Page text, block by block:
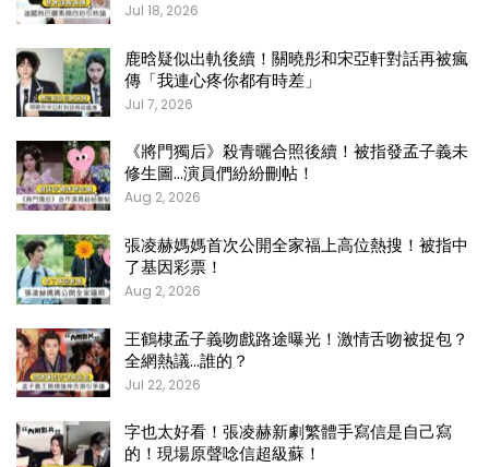
Jul 18, 2026
鹿晗疑似出軌後續！關曉彤和宋亞軒對話再被瘋
傳「我連心疼你都有時差」
Jul 7, 2026
《將門獨后》殺青曬合照後續！被指發孟子義未
修生圖…演員們紛紛刪帖！
Aug 2, 2026
張凌赫媽媽首次公開全家福上高位熱搜！被指中
了基因彩票！
Aug 2, 2026
王鶴棣孟子義吻戲路途曝光！激情舌吻被捉包？
全網熱議…誰的？
Jul 22, 2026
字也太好看！張凌赫新劇繁體手寫信是自己寫
的！現場原聲唸信超級蘇！